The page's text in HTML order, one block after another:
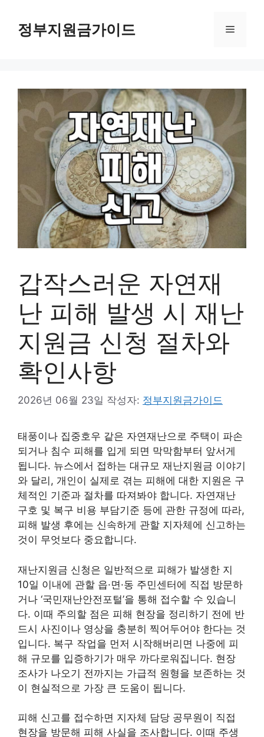
정부지원금가이드 메
갑작스러운 자연재
난 피해 발생 시 재난
지원금 신청 절차와
확인사항
2026년 06월 23일 작성자: 정부지원금가이드
태풍이나 집중호우 같은 자연재난으로 주택이 파손
되거나 침수 피해를 입게 되면 막막함부터 앞서게
됩니다. 뉴스에서 접하는 대규모 재난지원금 이야기
와 달리, 개인이 실제로 겪는 피해에 대한 지원은 구
체적인 기준과 절차를 따져봐야 합니다. 자연재난
구호 및 복구 비용 부담기준 등에 관한 규정에 따라,
피해 발생 후에는 신속하게 관할 지자체에 신고하는
것이 무엇보다 중요합니다.
재난지원금 신청은 일반적으로 피해가 발생한 지
10일 이내에 관할 읍·면·동 주민센터에 직접 방문하
거나 ‘국민재난안전포털’을 통해 접수할 수 있습니
다. 이때 주의할 점은 피해 현장을 정리하기 전에 반
드시 사진이나 영상을 충분히 찍어두어야 한다는 것
입니다. 복구 작업을 먼저 시작해버리면 나중에 피
해 규모를 입증하기가 매우 까다로워집니다. 현장
조사가 나오기 전까지는 가급적 원형을 보존하는 것
이 현실적으로 가장 큰 도움이 됩니다.
피해 신고를 접수하면 지자체 담당 공무원이 직접
현장을 방문해 피해 사실을 조사합니다. 이때 주생